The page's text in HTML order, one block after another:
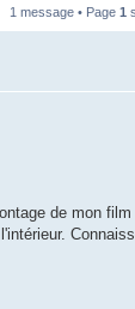
1 message • Page 1
de mon